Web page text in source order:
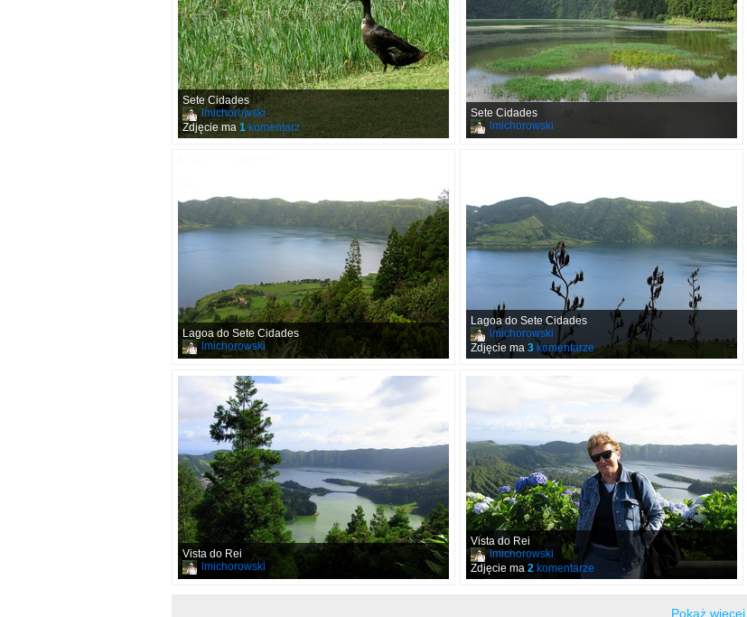
Sete Cidades
lmichorowski
Zdjęcie ma 1komentarz
Sete Cidades
lmichorowski
Lagoa do Sete Cidades
lmichorowski
Lagoa do Sete Cidades
lmichorowski
Zdjęcie ma 3komentarze
Vista do Rei
lmichorowski
Vista do Rei
lmichorowski
Zdjęcie ma 2komentarze
Pokaż więcej